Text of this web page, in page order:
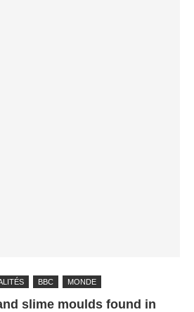
BBC MONDE
slime moulds found in